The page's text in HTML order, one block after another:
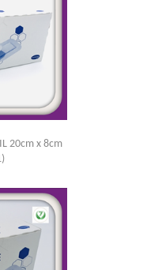
20cm x 8cm